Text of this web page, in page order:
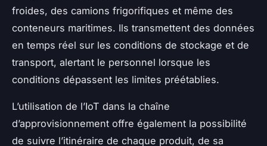
froides, des camions frigorifiques et même des
conteneurs maritimes. Ils transmettent des données
en temps réel sur les conditions de stockage et de
transport, alertant le personnel lorsque les
conditions dépassent les limites préétablies.
L’utilisation de l’IoT dans la chaîne
d’approvisionnement offre également la possibilité
de suivre l’itinéraire de chaque produit, de sa